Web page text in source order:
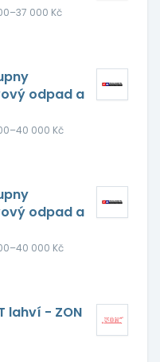
000 Kč
odpad a
000 Kč
odpad a
000 Kč
lahví - ZON